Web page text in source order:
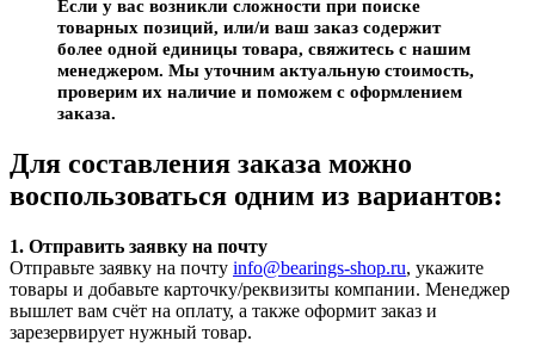
Если у вас возникли сложности при поиске
товарных позиций, или/и ваш заказ содержит
более одной единицы товара, свяжитесь с нашим
менеджером. Мы уточним актуальную стоимость,
проверим их наличие и поможем с оформлением
заказа.
Для составления заказа можно
воспользоваться одним из вариантов:
1. Отправить заявку на почту
Отправьте заявку на почту info@bearings-shop.ru, укажите
товары и добавьте карточку/реквизиты компании. Менеджер
вышлет вам счёт на оплату, а также оформит заказ и
зарезервирует нужный товар.